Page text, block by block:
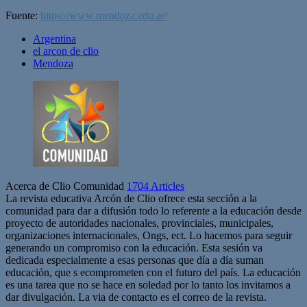
Fuente: https://www.mendoza.edu.ar/
Argentina
el arcon de clio
Mendoza
Acerca de Clio Comunidad 1704 Articles
La revista educativa Arcón de Clio ofrece esta sección a la
comunidad para dar a difusión todo lo referente a la educación desde
proyecto de autoridades nacionales, provinciales, municipales,
organizaciones internacionales, Ongs, ect. Lo hacemos para seguir
generando un compromiso con la educación. Esta sesión va
dedicada especialmente a esas personas que día a día suman
educación, que s ecomprometen con el futuro del país. La educación
es una tarea que no se hace en soledad por lo tanto los invitamos a
dar divulgación. La via de contacto es el correo de la revista.